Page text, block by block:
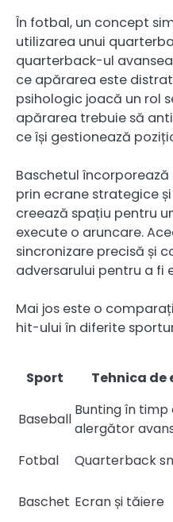
În fotbal, un concept
utilizarea unui
quarterback-ul
ce apărarea este
psihologic joacă un rol
apărarea trebuie să
ce își gestionează
Baschetul
prin ecrane strategice
creează spațiu pentru
execute o aruncare.
sincronizare precisă și
adversarului pentru a fi
Mai jos este o
hit-ului în diferite
Sport Tehnica de
Baseball
Bunting în timp
alergător
Fotbal
Quarterback
Baschet Ecran și tăiere